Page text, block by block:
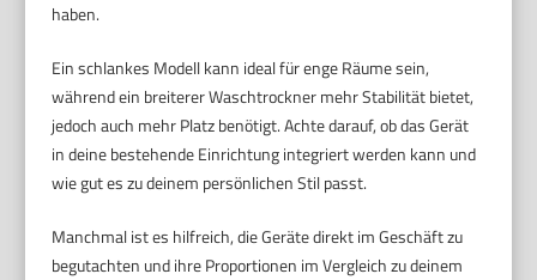
haben.
Ein schlankes Modell kann ideal für enge Räume sein,
während ein breiterer Waschtrockner mehr Stabilität bietet,
jedoch auch mehr Platz benötigt. Achte darauf, ob das Gerät
in deine bestehende Einrichtung integriert werden kann und
wie gut es zu deinem persönlichen Stil passt.
Manchmal ist es hilfreich, die Geräte direkt im Geschäft zu
begutachten und ihre Proportionen im Vergleich zu deinem